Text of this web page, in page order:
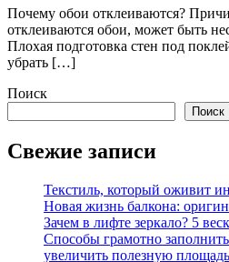
Почему обои отклеиваются?
отклеиваются обои, может быть
Плохая подготовка стен под
убрать […]
Поиск
Поиск
Свежие записи
Текстиль, который оживит
Новая жизнь балкона:
Зачем в лифте зеркало? 5
Способы грамотно
увеличить полезную